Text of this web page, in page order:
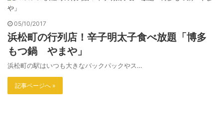
05/10/2017
浜松町の行列店！辛子明太子食べ放題「博多
もつ鍋 やまや」
浜松町の駅はいつも大きなバックパックやス…
記事ページへ »